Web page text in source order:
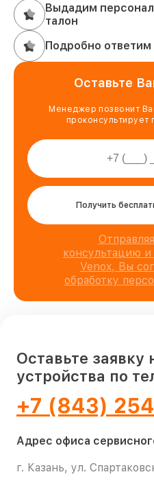
Выдадим
талон
Подробно
Оставьте
Менеджер позвонит
Получить
консультацию
Venox, Вы
обработку
Оставьте
устройства по
+7 (843)
Адрес офиса
г. Казань, ул.